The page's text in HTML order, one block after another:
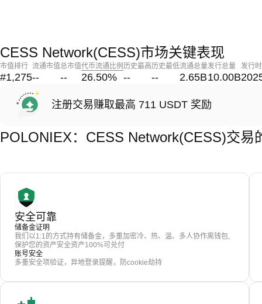
CESS Network(CESS)市场关键表现
市值排行
#1,275
流通市值
--
总市值
--
代币流通比例
26.50%
历史最高
--
历史最低
--
流通总量
2.65B
发行总量
10.00B
发行
注册交易赚取最高 711 USDT 奖励
POLONIEX：CESS Network(CESS)交易
安全可靠
储备金证明
我们以1:1的方式持有储备金，多重加密冷、热、温、多人协作离钱包,
保护您的资产安全资产100%可兑付
账号安全
多重安全项验证，异地登录提醒，防cookie劫持